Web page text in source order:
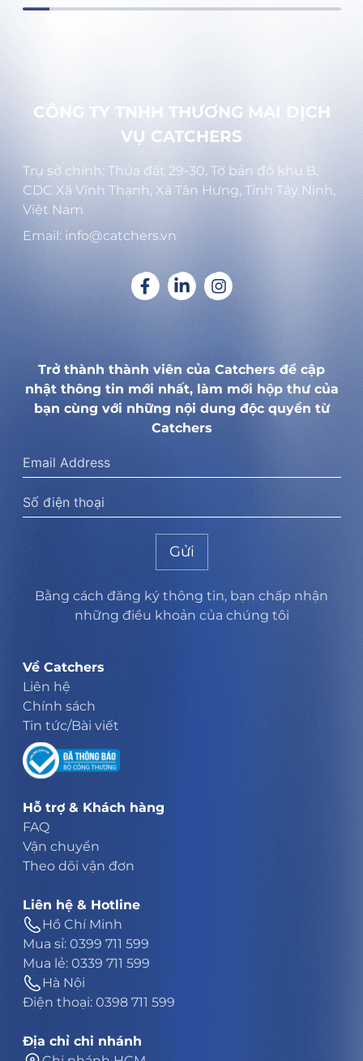
CÔNG TY TNHH THƯƠNG MẠI DỊCH
VỤ CATCHERS
Trụ sở chính: Thửa đất 29-30, Tờ bản đồ khu B,
CDC Xã Vĩnh Thạnh, Xã Tân Hưng, Tỉnh Tây Ninh,
Việt Nam
Email: info@catchers.vn
Trở thành thành viên của Catchers để cập
nhật thông tin mới nhất, làm mới hộp thư của
bạn cùng với những nội dung độc quyền từ
Catchers
Gửi
Bằng cách đăng ký thông tin, bạn chấp nhận
những điều khoản của chúng tôi
Về Catchers
Liên hệ
Chính sách
Tin tức/Bài viết
Hỗ trợ & Khách hàng
FAQ
Vận chuyển
Theo dõi vận đơn
Liên hệ & Hotline
Hồ Chí Minh
Mua sỉ: 0399 711 599
Mua lẻ: 0339 711 599
Hà Nội
Điện thoại: 0398 711 599
Địa chỉ chi nhánh